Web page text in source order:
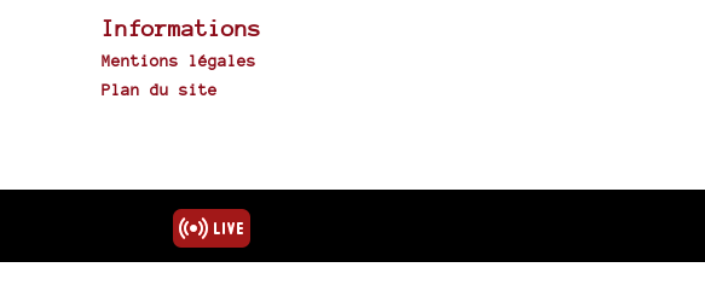
Informations
Mentions légales
Plan du site